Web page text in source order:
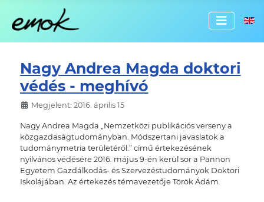
Nagy Andrea Magda doktori
védés - meghívó
Megjelent: 2016. április 15
Nagy Andrea Magda „Nemzetközi publikációs verseny a
közgazdaságtudományban. Módszertani javaslatok a
tudománymetria területéről.” című értekezésének
nyilvános védésére 2016. május 9-én kerül sor a Pannon
Egyetem Gazdálkodás- és Szervezéstudományok Doktori
Iskolájában. Az értekezés témavezetője Török Ádám.